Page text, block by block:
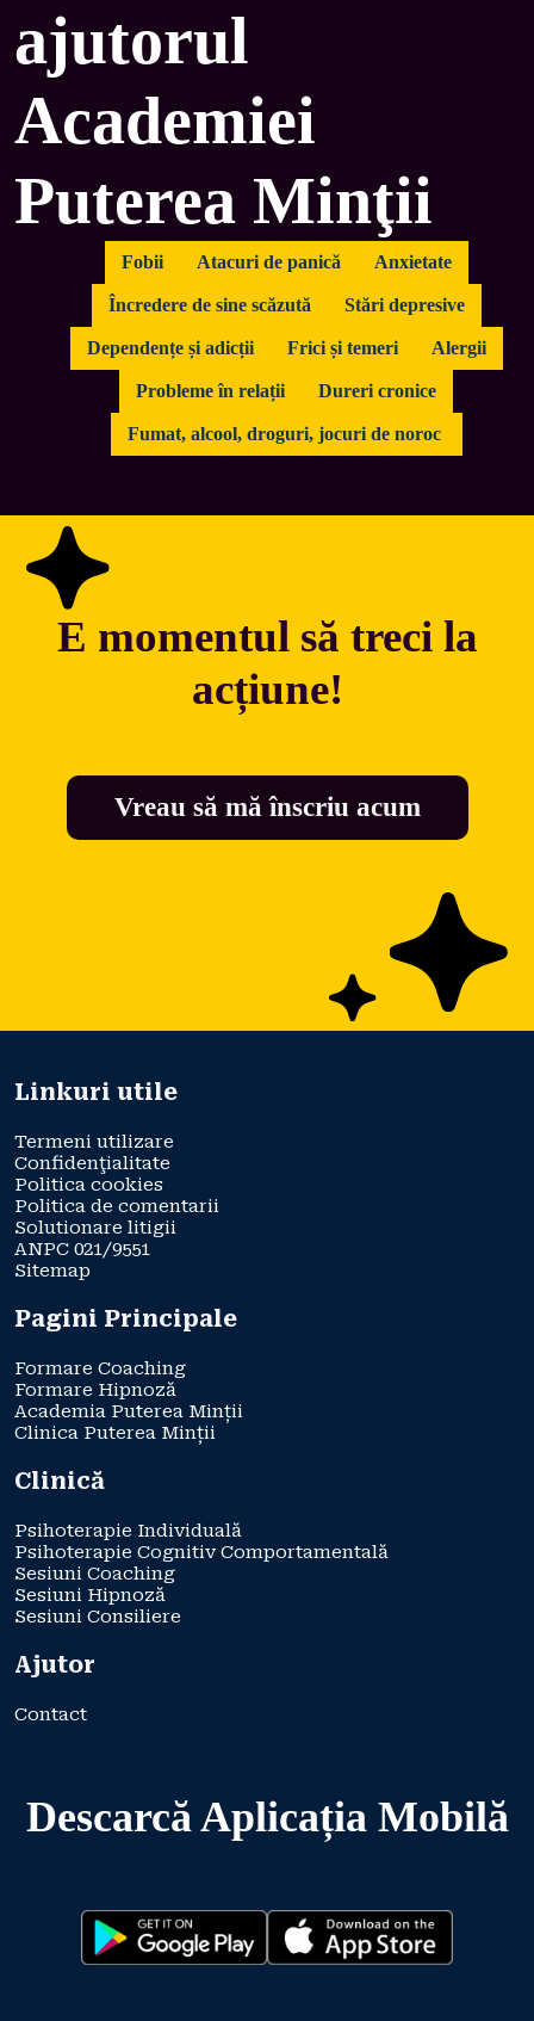
ajutorul
Academiei
Puterea Minţii
Fobii Atacuri de panică Anxietate
Încredere de sine scăzută Stări depresive
Dependențe și adicții Frici și temeri Alergii
Probleme în relații Dureri cronice
Fumat, alcool, droguri, jocuri de noroc
E momentul să treci la
acțiune!
Vreau să mă înscriu acum
Linkuri utile
Termeni utilizare
Confidenţialitate
Politica cookies
Politica de comentarii
Solutionare litigii
ANPC 021/9551
Sitemap
Pagini Principale
Formare Coaching
Formare Hipnoză
Academia Puterea Minții
Clinica Puterea Minții
Clinică
Psihoterapie Individuală
Psihoterapie Cognitiv Comportamentală
Sesiuni Coaching
Sesiuni Hipnoză
Sesiuni Consiliere
Ajutor
Contact
Descarcă Aplicația Mobilă